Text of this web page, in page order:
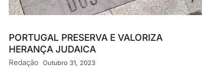
PORTUGAL PRESERVA E VALORIZA
HERANÇA JUDAICA
Redação Outubro 31, 2023